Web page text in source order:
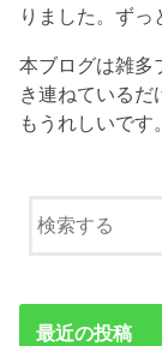
りました。ずっ
本ブログは雑多
き連ねているだ
もうれしいです。
最近の投稿